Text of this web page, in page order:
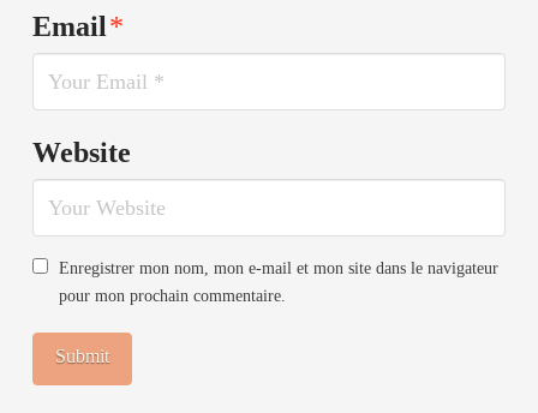
Email*
Website
Enregistrer mon nom, mon e-mail et mon site dans le navigateur
pour mon prochain commentaire.